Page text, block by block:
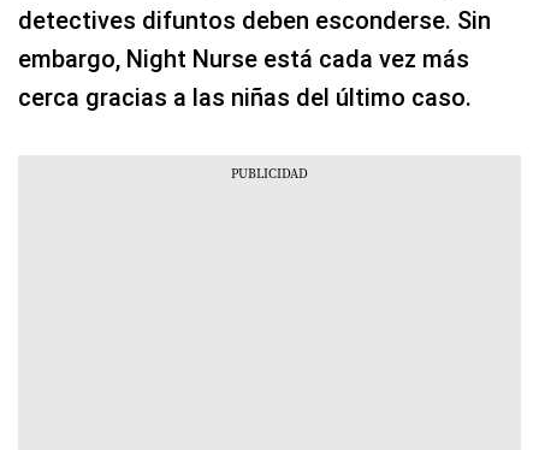
detectives difuntos deben esconderse. Sin
embargo, Night Nurse está cada vez más
cerca gracias a las niñas del último caso.